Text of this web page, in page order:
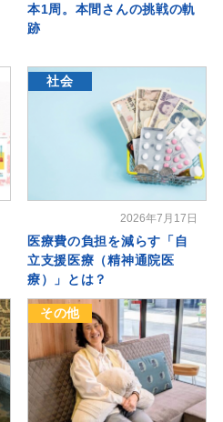
本1周。本間さんの挑戦の軌
跡
社会
2026年7月17日
医療費の負担を減らす「自
立支援医療（精神通院医
療）」とは？
その他